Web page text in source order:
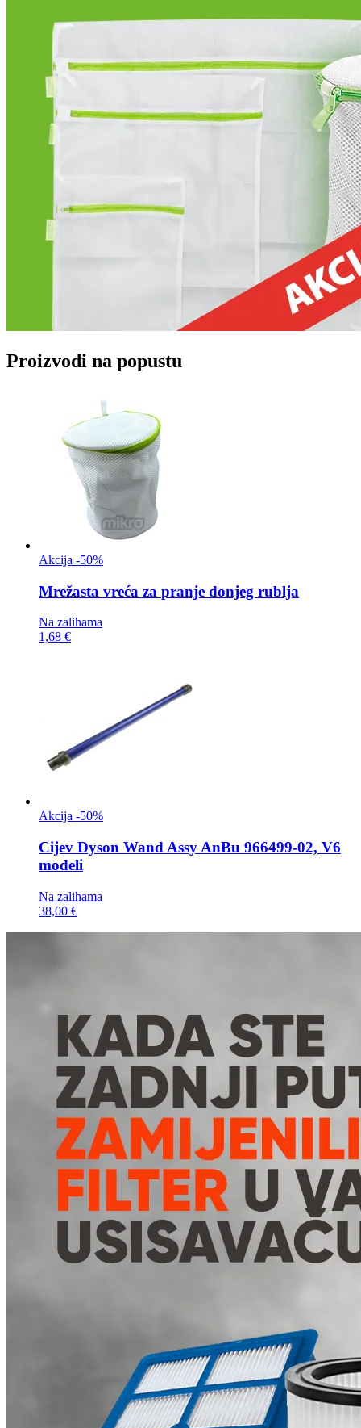
Proizvodi na popustu
Akcija -50%
Mrežasta vreća za pranje donjeg rublja
Na zalihama
1,68 €
Akcija -50%
Cijev Dyson Wand Assy AnBu 966499-02, V6
modeli
Na zalihama
38,00 €